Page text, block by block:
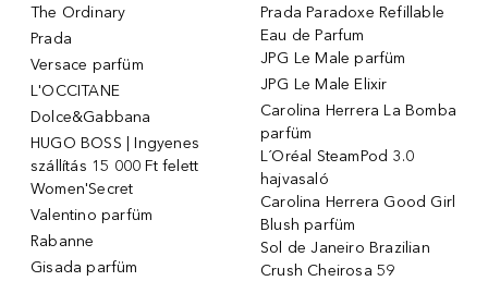
The Ordinary
Prada
Versace parfüm
L'OCCITANE
Dolce&Gabbana
HUGO BOSS | Ingyenes
szállítás 15 000 Ft felett
Women'Secret
Valentino parfüm
Rabanne
Gisada parfüm
Prada Paradoxe Refillable
Eau de Parfum
JPG Le Male parfüm
JPG Le Male Elixir
Carolina Herrera La Bomba
parfüm
L´Oréal SteamPod 3.0
hajvasaló
Carolina Herrera Good Girl
Blush parfüm
Sol de Janeiro Brazilian
Crush Cheirosa 59